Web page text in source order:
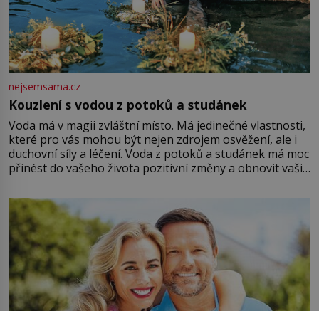
nejsemsama.cz
Kouzlení s vodou z potoků a studánek
Voda má v magii zvláštní místo. Má jedinečné vlastnosti,
které pro vás mohou být nejen zdrojem osvěžení, ale i
duchovní síly a léčení. Voda z potoků a studánek má moc
přinést do vašeho života pozitivní změny a obnovit vaši
můžete obohatit své rituály a přinést do svého života
větší harmonii a klid. Je důležité